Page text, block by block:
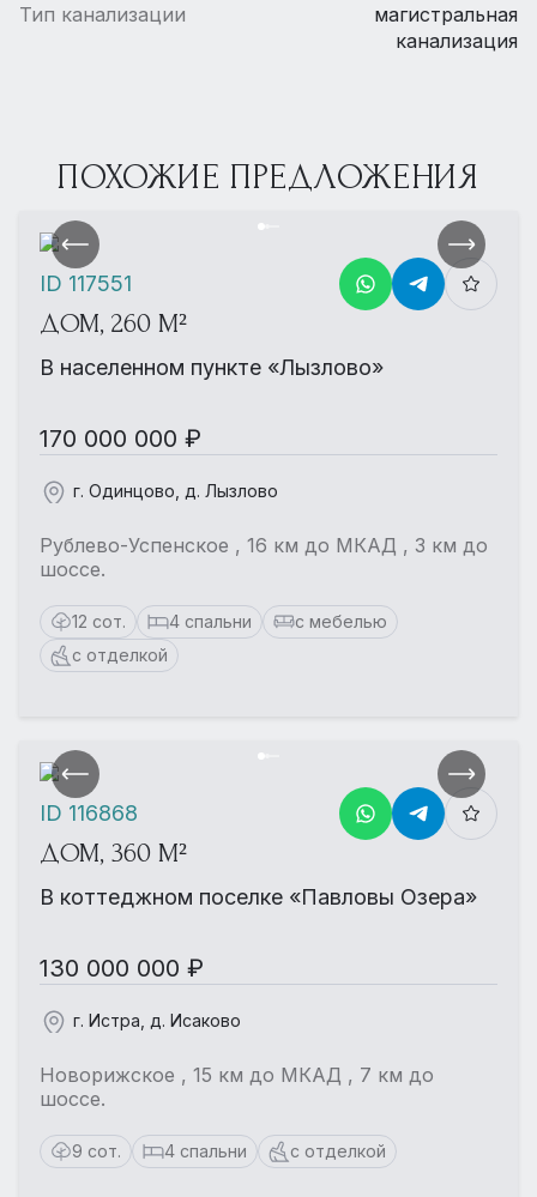
Тип канализации
магистральная
канализация
ПОХОЖИЕ ПРЕДЛОЖЕНИЯ
ДОМ, 260 М²
В населенном пункте «Лызлово»
170 000 000 ₽
г. Одинцово, д. Лызлово
Рублево-Успенское , 16 км до МКАД , 3 км до
шоссе.
12 сот. 4 спальни
с мебелью
с отделкой
ID 117551
ДОМ, 360 М²
В коттеджном поселке «Павловы Озера»
130 000 000 ₽
г. Истра, д. Исаково
Новорижское , 15 км до МКАД , 7 км до
шоссе.
9 сот. 4 спальни с отделкой
ID 116868